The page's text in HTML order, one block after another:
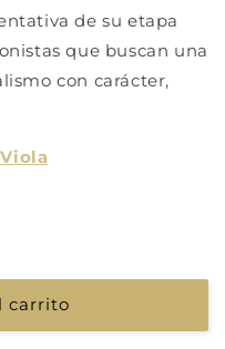
de su etapa
que buscan una
con carácter,
carrito